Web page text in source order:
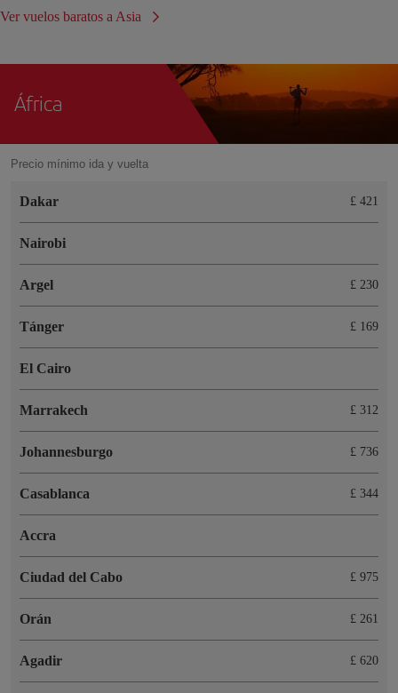
Ver vuelos baratos a Asia
África
Precio mínimo ida y vuelta
Dakar £ 421
Nairobi
Argel £ 230
Tánger £ 169
El Cairo
Marrakech £ 312
Johannesburgo £ 736
Casablanca £ 344
Accra
Ciudad del Cabo £ 975
Orán £ 261
Agadir £ 620